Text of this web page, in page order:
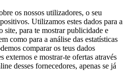
os nossos utilizadores, o seu
Utilizamos estes dados para a
site, para te mostrar publicidade e
como para a análise das estatísticas
comparar os teus dados
externos e mostrar-te ofertas através
desses fornecedores, apenas se já